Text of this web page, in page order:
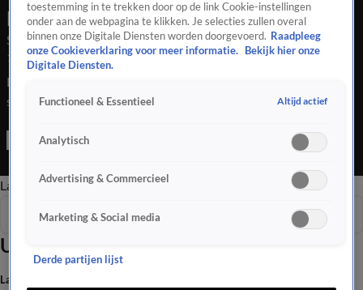
Late Editie
Seizoen 2025, aflevering 233
19 aug 2025, 22:36
De lugubere vondst van Ria uit Vlaardingen, ze schepte een
schoen uit het water met een stuk been erin! Waar is de
halen bij het azc waar ze eerder verstopt zat. En, 23 jaar was hij
waar hij altijd vakantie vierde.
Late EditieOchtend EditieVroege Editie
Uitzendingen
Seizoen 2025
Laatste nieuws
toestemming in te trekken door op de link Cookie-instellingen
onder aan de webpagina te klikken. Je selecties zullen overal
binnen onze Digitale Diensten worden doorgevoerd. Raadpleeg
onze Cookieverklaring voor meer informatie.
Bekijk hier onze
Digitale Diensten.
Functioneel & Essentieel Altijd actief
Analytisch
Advertising & Commercieel
Marketing & Social media
Derde partijen lijst